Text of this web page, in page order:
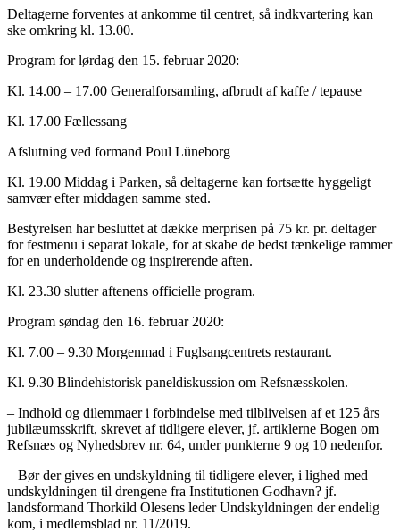
Deltagerne forventes at ankomme til centret, så indkvartering kan
ske omkring kl. 13.00.
Program for lørdag den 15. februar 2020:
Kl. 14.00 – 17.00 Generalforsamling, afbrudt af kaffe / tepause
Kl. 17.00 Fællessang
Afslutning ved formand Poul Lüneborg
Kl. 19.00 Middag i Parken, så deltagerne kan fortsætte hyggeligt
samvær efter middagen samme sted.
Bestyrelsen har besluttet at dække merprisen på 75 kr. pr. deltager
for festmenu i separat lokale, for at skabe de bedst tænkelige rammer
for en underholdende og inspirerende aften.
Kl. 23.30 slutter aftenens officielle program.
Program søndag den 16. februar 2020:
Kl. 7.00 – 9.30 Morgenmad i Fuglsangcentrets restaurant.
Kl. 9.30 Blindehistorisk paneldiskussion om Refsnæsskolen.
– Indhold og dilemmaer i forbindelse med tilblivelsen af et 125 års
jubilæumsskrift, skrevet af tidligere elever, jf. artiklerne Bogen om
Refsnæs og Nyhedsbrev nr. 64, under punkterne 9 og 10 nedenfor.
– Bør der gives en undskyldning til tidligere elever, i lighed med
undskyldningen til drengene fra Institutionen Godhavn? jf.
landsformand Thorkild Olesens leder Undskyldningen der endelig
kom, i medlemsblad nr. 11/2019.